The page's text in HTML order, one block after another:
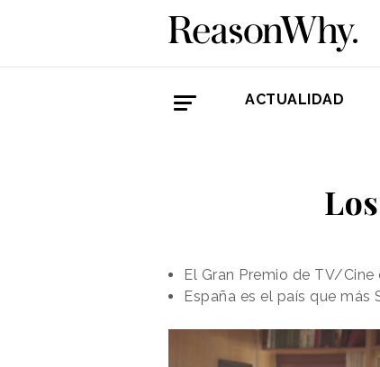
ACTUALIDAD
El Gran Premio de TV/Cine
España es el país que